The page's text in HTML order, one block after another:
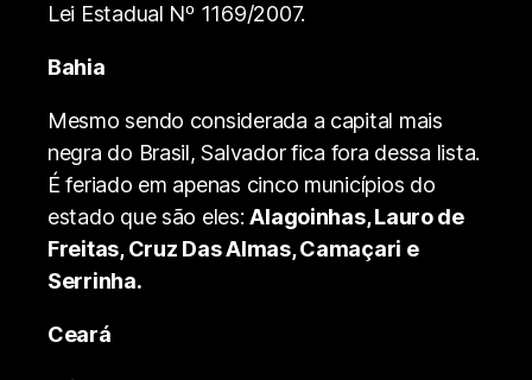
Lei Estadual Nº 1169/2007.
Bahia
Mesmo sendo considerada a capital mais
negra do Brasil, Salvador fica fora dessa lista.
É feriado em apenas cinco municípios do
estado que são eles:Alagoinhas, Lauro de
Freitas, Cruz Das Almas, Camaçari e
Serrinha.
Ceará